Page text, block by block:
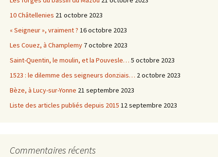
10 Châtellenies 21 octobre 2023
« Seigneur », vraiment ? 16 octobre 2023
Les Couez, à Champlemy 7 octobre 2023
Saint-Quentin, le moulin, et la Pouvesle… 5 octobre 2023
1523 : le dilemme des seigneurs donziais… 2 octobre 2023
Bèze, à Lucy-sur-Yonne 21 septembre 2023
Liste des articles publiés depuis 2015 12 septembre 2023
Commentaires récents